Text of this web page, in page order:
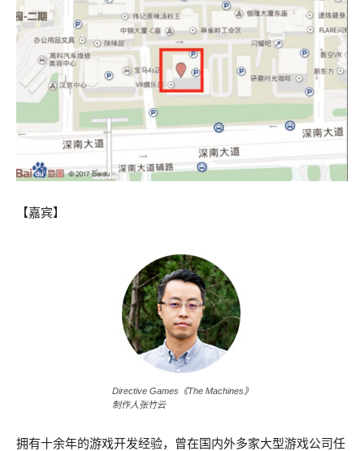
【嘉宾】
Directive Games《The Machines》
制作人张竹云
拥有十余年的游戏开发经验，曾在国内外多家大型游戏公司任